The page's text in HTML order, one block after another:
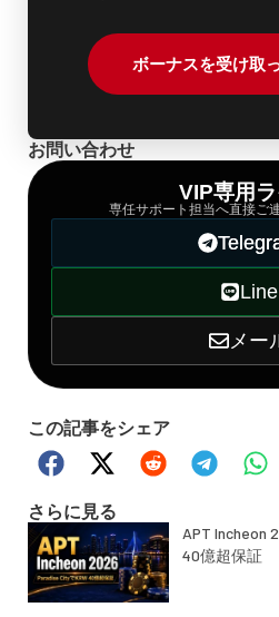
ボーナスを受け取
お問い合わせ
VIP専用
専任サポート担当へ直接ご
Line
メー
この記事をシェア
さらに見る
APT Incheon
40億超保証